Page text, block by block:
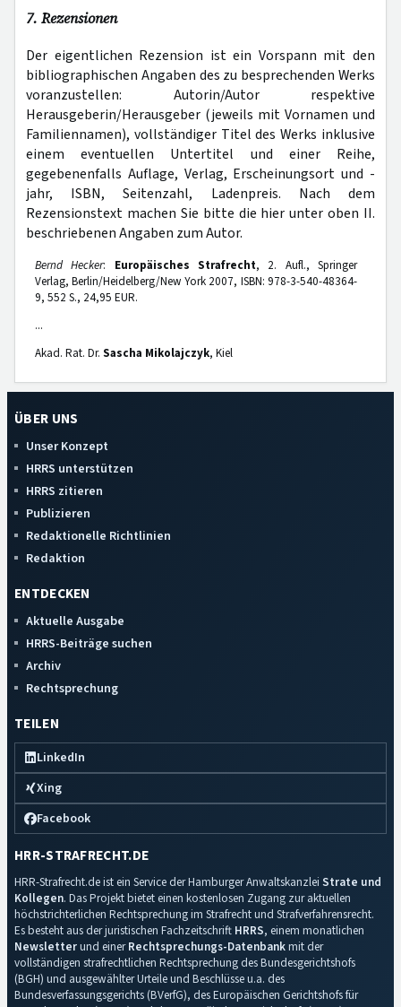
7. Rezensionen
Der eigentlichen Rezension ist ein Vorspann mit den
bibliographischen Angaben des zu besprechenden Werks
voranzustellen: Autorin/Autor respektive
Herausgeberin/Herausgeber (jeweils mit Vornamen und
Familiennamen), vollständiger Titel des Werks inklusive
einem eventuellen Untertitel und einer Reihe,
gegebenenfalls Auflage, Verlag, Erscheinungsort und -
jahr, ISBN, Seitenzahl, Ladenpreis. Nach dem
Rezensionstext machen Sie bitte die hier unter oben II.
beschriebenen Angaben zum Autor.
Bernd Hecker: Europäisches Strafrecht, 2. Aufl., Springer
Verlag, Berlin/Heidelberg/New York 2007, ISBN: 978-3-540-48364-
9, 552 S., 24,95 EUR.
...
Akad. Rat. Dr. Sascha Mikolajczyk, Kiel
ÜBER UNS
Unser Konzept
HRRS unterstützen
HRRS zitieren
Publizieren
Redaktionelle Richtlinien
Redaktion
ENTDECKEN
Aktuelle Ausgabe
HRRS-Beiträge suchen
Archiv
Rechtsprechung
TEILEN
LinkedIn
Xing
Facebook
HRR-STRAFRECHT.DE
HRR-Strafrecht.de ist ein Service der Hamburger Anwaltskanzlei Strate und
Kollegen. Das Projekt bietet einen kostenlosen Zugang zur aktuellen
höchstrichterlichen Rechtsprechung im Strafrecht und Strafverfahrensrecht.
Es besteht aus der juristischen Fachzeitschrift HRRS, einem monatlichen
Newsletterund einerRechtsprechungs-Datenbankmit der
vollständigen strafrechtlichen Rechtsprechung des Bundesgerichtshofs
(BGH) und ausgewählter Urteile und Beschlüsse u.a. des
Bundesverfassungsgerichts (BVerfG), des Europäischen Gerichtshofs für